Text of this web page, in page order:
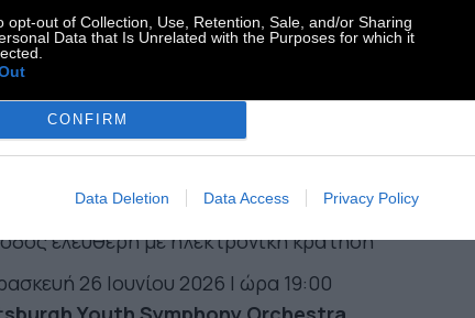
opt-out of Collection, Use, Retention, Sale, and/or Sharing
Data that Is Unrelated with the Purposes for which it
CONFIRM
Data Deletion Data Access Privacy Policy
στον Κήπο του Μεγάρου «Οι
του Ηρακλή»
Μέγαρο Μουσικής Αθηνών & Θίασος
Καρελλά
25 Ιουνίου 2026 Ι ώρα 20:30
συνεργασία με την UNITEL
ελεύθερη με ηλεκτρονική κράτηση
26 Ιουνίου 2026 Ι ώρα 19:00